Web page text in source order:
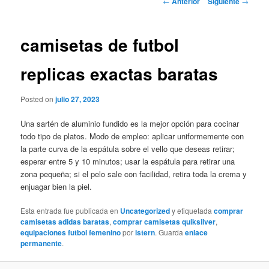
camisetas de futbol
replicas exactas baratas
Posted onjulio 27, 2023
Una sartén de aluminio fundido es la mejor opción para cocinar
todo tipo de platos. Modo de empleo: aplicar uniformemente con
la parte curva de la espátula sobre el vello que deseas retirar;
esperar entre 5 y 10 minutos; usar la espátula para retirar una
zona pequeña; si el pelo sale con facilidad, retira toda la crema y
enjuagar bien la piel.
Esta entrada fue publicada en Uncategorizedy etiquetadacomprar
camisetas adidas baratas,comprar camisetas quiksilver,
equipaciones futbol femeninoporistern. Guardaenlace
permanente.